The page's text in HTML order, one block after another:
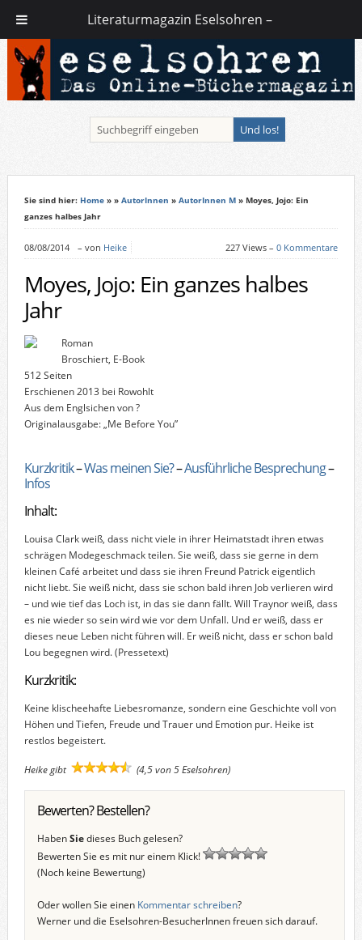
Sie sind hier: Home» » AutorInnen » AutorInnen M» Moyes, Jojo: Ein
ganzes halbes Jahr
08/08/2014 – von Heike 227 Views –0 Kommentare
Moyes, Jojo: Ein ganzes halbes
Jahr
Roman
Broschiert, E-Book
512 Seiten
Erschienen 2013 bei Rowohlt
Aus dem Englsichen von ?
Originalausgabe: „Me Before You”
Kurzkritik–Was meinen Sie?–Ausführliche Besprechung–
Infos
Inhalt:
Louisa Clark weiß, dass nicht viele in ihrer Heimatstadt ihren etwas
schrägen Modegeschmack teilen. Sie weiß, dass sie gerne in dem
kleinen Café arbeitet und dass sie ihren Freund Patrick eigentlich
nicht liebt. Sie weiß nicht, dass sie schon bald ihren Job verlieren wird
– und wie tief das Loch ist, in das sie dann fällt. Will Traynor weiß, dass
es nie wieder so sein wird wie vor dem Unfall. Und er weiß, dass er
dieses neue Leben nicht führen will. Er weiß nicht, dass er schon bald
Lou begegnen wird.(Pressetext)
Kurzkritik:
Keine klischeehafte Liebesromanze, sondern eine Geschichte voll von
Höhen und Tiefen, Freude und Trauer und Emotion pur. Heike ist
restlos begeistert.
Heike gibt (4,5 von 5 Eselsohren)
Bewerten? Bestellen?
HabenSiedieses Buch gelesen?
Bewerten Sie es mit nur einem Klick!
(Noch keine Bewertung)
Oder wollen Sie einen Kommentar schreiben?
Werner und die Eselsohren-BesucherInnen freuen sich darauf.
Literaturmagazin Eselsohren –